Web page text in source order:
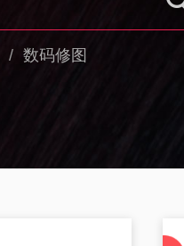
/ 数码修图